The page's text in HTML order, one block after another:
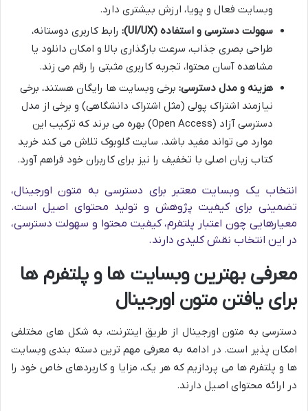
وبسایت فعال و پویا، ارزش بیشتری دارد.
سهولت دسترسی و استفاده (UI/UX):
رابط کاربری دوستانه،
طراحی بصری جذاب، سرعت بارگذاری بالا و امکان دانلود یا
مشاهده آسان محتوا، تجربه کاربری مثبتی را رقم می زند.
هزینه و مدل دسترسی: برخی وبسایت ها رایگان هستند، برخی
نیازمند اشتراک پولی (مثل اشتراک دانشگاهی) و برخی از مدل
دسترسی آزاد (Open Access) بهره می برند که ترکیب این
موارد می تواند مفید باشد. سایت گلوبوک تلاش می کند خرید
کتاب زبان اصلی با تخفیف را نیز برای کاربران خود فراهم آورد.
انتخاب یک وبسایت معتبر برای دسترسی به متون اورجینال،
تضمینی برای کیفیت پژوهش و تولید محتوای اصیل است.
معیارهایی چون اعتبار پلتفرم، کیفیت محتوا و سهولت دسترسی،
در این انتخاب نقش کلیدی دارند.
معرفی بهترین وبسایت ها و پلتفرم ها
برای یافتن متون اورجینال
دسترسی به متون اورجینال از طریق اینترنت، به شکل های مختلفی
امکان پذیر است. در ادامه به معرفی مهم ترین دسته بندی وبسایت
ها و پلتفرم ها می پردازیم که هر یک، مزایا و کاربردهای خاص خود را
در ارائه محتوای اصیل دارند.